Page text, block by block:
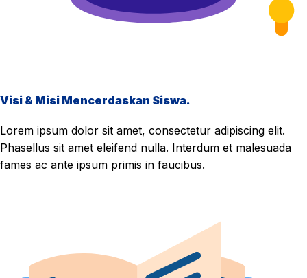
Visi & Misi Mencerdaskan Siswa.
Lorem ipsum dolor sit amet, consectetur adipiscing elit.
Phasellus sit amet eleifend nulla. Interdum et malesuada
fames ac ante ipsum primis in faucibus.